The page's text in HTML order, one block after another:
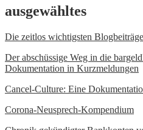
ausgewähltes
Die zeitlos wichtigsten
Der abschüssige Weg in die
Dokumentation in Kurzmeldungen
Cancel-Culture: Eine
Corona-Neusprech-Kompendium